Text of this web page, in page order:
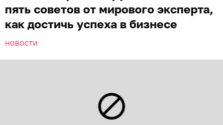
пять советов от мирового эксперта,
как достичь успеха в бизнесе
НОВОСТИ